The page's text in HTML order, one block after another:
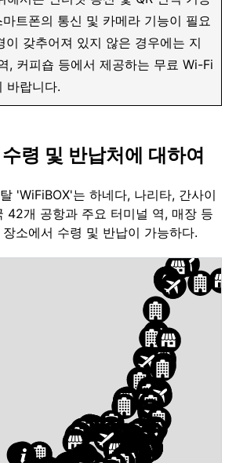
트폰의 통신 및 카메라 기능이 필요
이 갖추어져 있지 않은 경우에는 지
, 커피숍 등에서 제공하는 무료 Wi-Fi
바랍니다.
령 및 반납처에 대하여
'WiFiBOX'는 하네다, 나리타, 간사이
42개 공항과 주요 터미널 역, 매장 등
소에서 수령 및 반납이 가능하다.